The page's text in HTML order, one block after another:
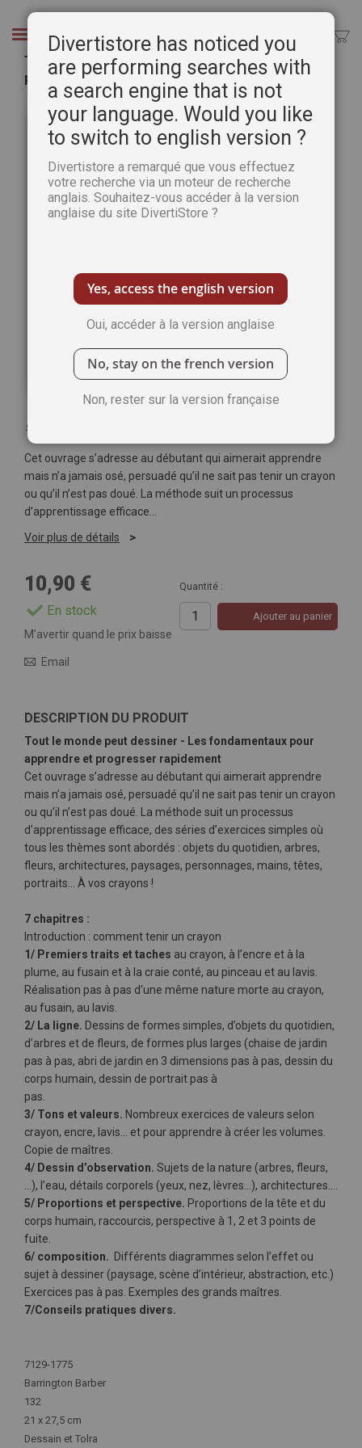
Chercher
Tout le monde peut dessiner : les fondamentaux
pour apprendre et progresser rapidement
galerie
d’images
Soyez le premier à commenter ce produit
Cet ouvrage s’adresse au débutant qui aimerait apprendre
mais n’a jamais osé, persuadé qu’il ne sait pas tenir un crayon
ou qu’il n’est pas doué. La méthode suit un processus
d’apprentissage efficace…
Voir plus de détails
10,90 €
En stock
Quantité :
Ajouter au panier
M’avertir quand le prix baisse
Email
DESCRIPTION DU PRODUIT
Tout le monde peut dessiner - Les fondamentaux pour
apprendre et progresser rapidement
Cet ouvrage s’adresse au débutant qui aimerait apprendre
mais n’a jamais osé, persuadé qu’il ne sait pas tenir un crayon
ou qu’il n’est pas doué. La méthode suit un processus
d’apprentissage efficace, des séries d’exercices simples où
tous les thèmes sont abordés : objets du quotidien, arbres,
fleurs, architectures, paysages, personnages, mains, têtes,
portraits… À vos crayons !
7 chapitres :
Introduction : comment tenir un crayon
1/ Premiers traits et taches au crayon, à l’encre et à la
plume, au fusain et à la craie conté, au pinceau et au lavis.
Réalisation pas à pas d’une même nature morte au crayon,
au fusain, au lavis.
2/ La ligne. Dessins de formes simples, d’objets du quotidien,
d’arbres et de fleurs, de formes plus larges (chaise de jardin
pas à pas, abri de jardin en 3 dimensions pas à pas, dessin du
corps humain, dessin de portrait pas à
pas.
3/ Tons et valeurs. Nombreux exercices de valeurs selon
crayon, encre, lavis… et pour apprendre à créer les volumes.
Copie de maîtres.
4/ Dessin d’observation. Sujets de la nature (arbres, fleurs,
…), l’eau, détails corporels (yeux, nez, lèvres…), architectures….
5/ Proportions et perspective. Proportions de la tête et du
corps humain, raccourcis, perspective à 1, 2 et 3 points de
fuite.
6/ composition. Différents diagrammes selon l’effet ou
sujet à dessiner (paysage, scène d’intérieur, abstraction, etc.)
Exercices pas à pas. Exemples des grands maîtres.
7/Conseils pratiques divers.
d'infos
7129-1775
Barrington Barber
132
21 x 27,5 cm
Dessain et Tolra
Divertistore has noticed you
are performing searches with
a search engine that is not
your language. Would you like
to switch to english version ?
Divertistore a remarqué que vous effectuez
votre recherche via un moteur de recherche
anglais. Souhaitez-vous accéder à la version
anglaise du site DivertiStore ?
Yes, access the english version
Oui, accéder à la version anglaise
No, stay on the french version
Non, rester sur la version française